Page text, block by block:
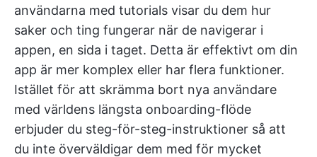
användarna med tutorials visar du dem hur
saker och ting fungerar när de navigerar i
appen, en sida i taget. Detta är effektivt om din
app är mer komplex eller har flera funktioner.
Istället för att skrämma bort nya användare
med världens längsta onboarding-flöde
erbjuder du steg-för-steg-instruktioner så att
du inte överväldigar dem med för mycket